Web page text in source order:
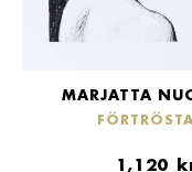
MARJATTA
1,120